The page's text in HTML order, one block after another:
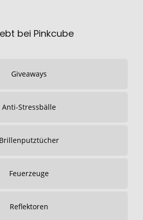
bei Pinkcube
Giveaways
Anti-Stressbälle
Brillenputztücher
Feuerzeuge
Reflektoren